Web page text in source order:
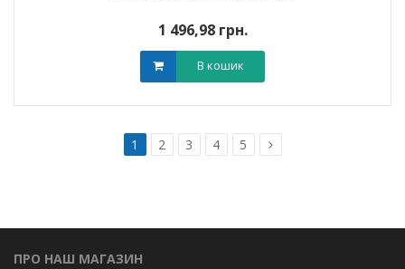
1 496,98 грн.
В кошик
1 2 3 4 5
ПРО НАШ МАГАЗИН